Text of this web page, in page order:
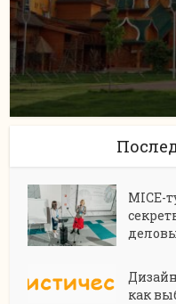
MICE-
как